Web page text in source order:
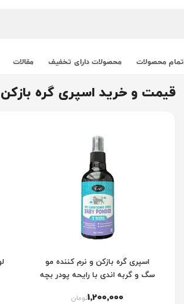
محصولات محصولات دارای تخفیف مقالات
قیمت و خرید اسپری گره
اسپری گره بازکن و نرم کننده مو
سگ و گربه اندی با رایحه پودر بچه
1٬200٬000تومان